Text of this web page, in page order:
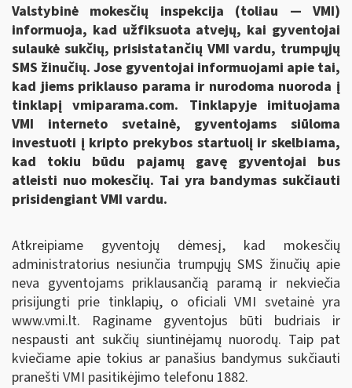
Valstybinė mokesčių inspekcija (toliau — VMI)
informuoja, kad užfiksuota atvejų, kai gyventojai
sulaukė sukčių, prisistatančių VMI vardu, trumpųjų
SMS žinučių. Jose gyventojai informuojami apie tai,
kad jiems priklauso parama ir nurodoma nuoroda į
tinklapį vmiparama.com. Tinklapyje imituojama
VMI interneto svetainė, gyventojams siūloma
investuoti į kripto prekybos startuolį ir skelbiama,
kad tokiu būdu pajamų gavę gyventojai bus
atleisti nuo mokesčių. Tai yra bandymas sukčiauti
prisidengiant VMI vardu.
Atkreipiame gyventojų dėmesį, kad mokesčių
administratorius nesiunčia trumpųjų SMS žinučių apie
neva gyventojams priklausančią paramą ir nekviečia
prisijungti prie tinklapių, o oficiali VMI svetainė yra
www.vmi.lt. Raginame gyventojus būti budriais ir
nespausti ant sukčių siuntinėjamų nuorodų. Taip pat
kviečiame apie tokius ar panašius bandymus sukčiauti
pranešti VMI pasitikėjimo telefonu 1882.